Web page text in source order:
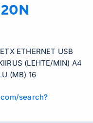
ETHERNET USB
(MB) 16
search?